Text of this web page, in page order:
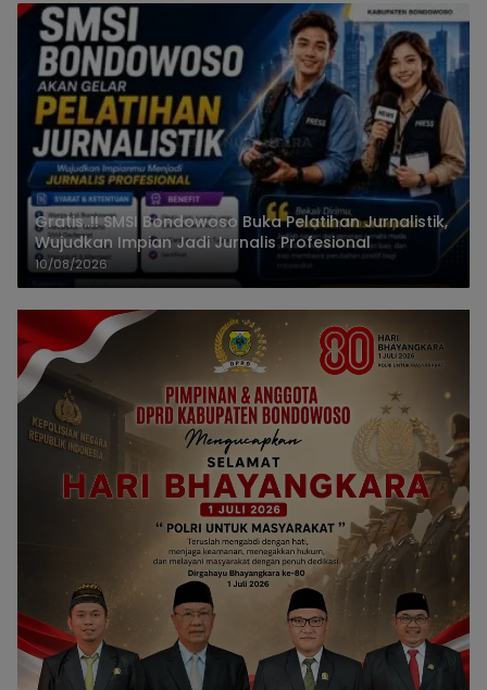
Gratis..!! SMSI Bondowoso Buka Pelatihan Jurnalistik,
Wujudkan Impian Jadi Jurnalis Profesional
10/08/2026